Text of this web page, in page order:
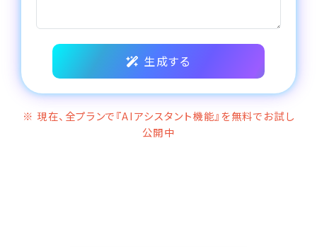
生成する
※ 現在、全プランで『AIアシスタント機能』を無料でお試し
公開中